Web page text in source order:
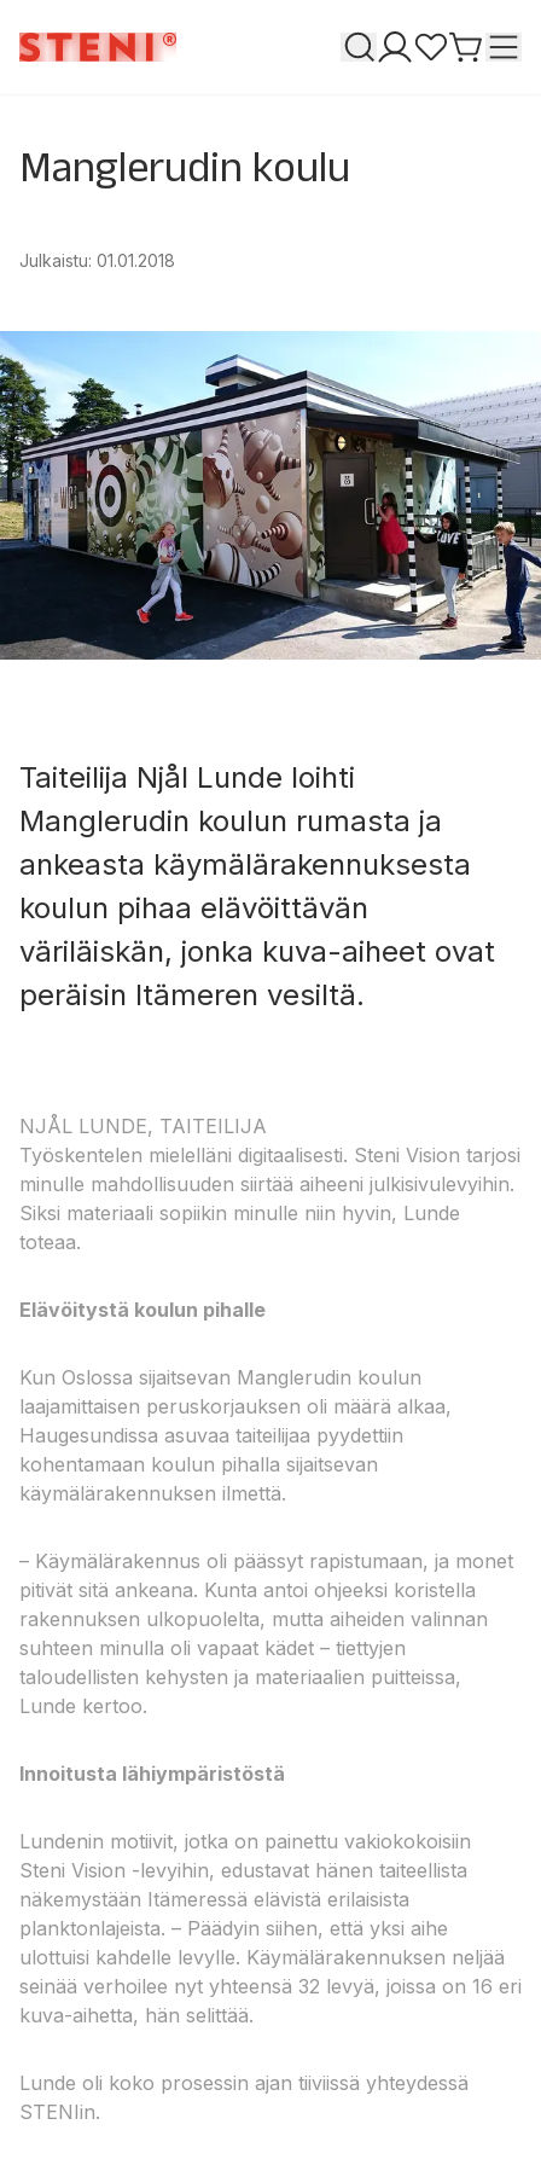
Haku
Omat sivuni
Suosikkeja
Siirry
Manglerudin koulu
Julkaistu: 01.01.2018
Taiteilija Njål Lunde loihti
Manglerudin koulun rumasta ja
ankeasta käymälärakennuksesta
koulun pihaa elävöittävän
väriläiskän, jonka kuva-aiheet ovat
peräisin Itämeren vesiltä.
NJÅL LUNDE, TAITEILIJA
Työskentelen mielelläni digitaalisesti. Steni Vision tarjosi
minulle mahdollisuuden siirtää aiheeni julkisivulevyihin.
Siksi materiaali sopiikin minulle niin hyvin, Lunde
toteaa.​ ​
Elävöitystä koulun pihalle
Kun Oslossa sijaitsevan Manglerudin koulun
laajamittaisen peruskorjauksen oli määrä alkaa,
Haugesundissa asuvaa taiteilijaa pyydettiin
kohentamaan koulun pihalla sijaitsevan
käymälärakennuksen ilmettä.
– Käymälärakennus oli päässyt rapistumaan, ja monet
pitivät sitä ankeana. Kunta antoi ohjeeksi koristella
rakennuksen ulkopuolelta, mutta aiheiden valinnan
suhteen minulla oli vapaat kädet – tiettyjen
taloudellisten kehysten ja materiaalien puitteissa,
Lunde kertoo.
Innoitusta lähiympäristöstä
Lundenin motiivit, jotka on painettu vakiokokoisiin
Steni Vision -levyihin, edustavat hänen taiteellista
näkemystään Itämeressä elävistä erilaisista
planktonlajeista. – Päädyin siihen, että yksi aihe
ulottuisi kahdelle levylle. Käymälärakennuksen neljää
seinää verhoilee nyt yhteensä 32 levyä, joissa on 16 eri
kuva-aihetta, hän selittää.
Lunde oli koko prosessin ajan tiiviissä yhteydessä
STENIin.